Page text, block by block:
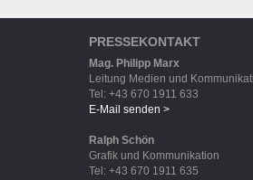
PRESSEKONTAKT
Mag. Philipp Marx
Leitung Medien und
Tel: +43 670 1911 633
E-Mail senden >
Ralph Schön
Grafik und Kommunikation
Tel: +43 670 1911 635